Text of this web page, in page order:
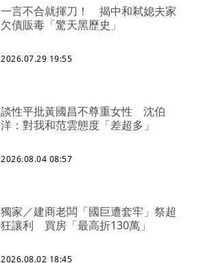
一言不合就揮刀！ 揭中和弒媳夫家
欠債販毒「驚天黑歷史」
2026.07.29 19:55
談性平批黃國昌不尊重女性 沈伯
洋：對我和范雲態度「差超多」
2026.08.04 08:57
獨家／建商老闆「國巨遭套牢」祭超
狂讓利 買房「最高折130萬」
2026.08.02 18:45